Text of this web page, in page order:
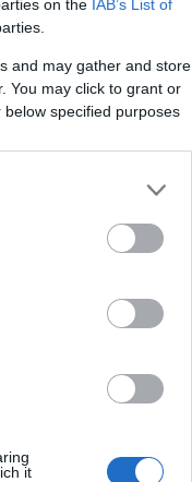
on the IAB’s List of
and may gather and store
You may click to grant or
specified purposes
it
Δράμα, Κομοτηνή,